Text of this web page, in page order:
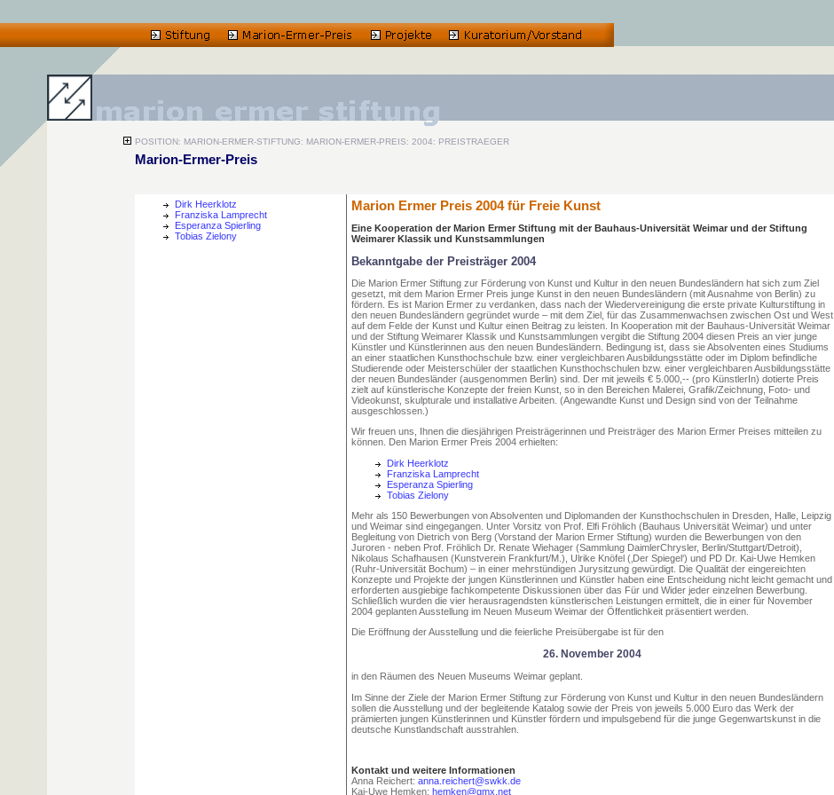
POSITION: MARION-ERMER-STIFTUNG: MARION-ERMER-PREIS: 2004: PREISTRAEGER
Marion-Ermer-Preis
Dirk Heerklotz
Franziska Lamprecht
Esperanza Spierling
Tobias Zielony
Marion Ermer Preis 2004 für Freie Kunst
Eine Kooperation der Marion Ermer Stiftung mit der Bauhaus-Universität Weimar und der Stiftung
Weimarer Klassik und Kunstsammlungen
Bekanntgabe der Preisträger 2004
Die Marion Ermer Stiftung zur Förderung von Kunst und Kultur in den neuen Bundesländern hat sich zum Ziel
gesetzt, mit dem Marion Ermer Preis junge Kunst in den neuen Bundesländern (mit Ausnahme von Berlin) zu
fördern. Es ist Marion Ermer zu verdanken, dass nach der Wiedervereinigung die erste private Kulturstiftung in
den neuen Bundesländern gegründet wurde – mit dem Ziel, für das Zusammenwachsen zwischen Ost und West
auf dem Felde der Kunst und Kultur einen Beitrag zu leisten. In Kooperation mit der Bauhaus-Universität Weimar
und der Stiftung Weimarer Klassik und Kunstsammlungen vergibt die Stiftung 2004 diesen Preis an vier junge
Künstler und Künstlerinnen aus den neuen Bundesländern. Bedingung ist, dass sie Absolventen eines Studiums
an einer staatlichen Kunsthochschule bzw. einer vergleichbaren Ausbildungsstätte oder im Diplom befindliche
Studierende oder Meisterschüler der staatlichen Kunsthochschulen bzw. einer vergleichbaren Ausbildungsstätte
der neuen Bundesländer (ausgenommen Berlin) sind. Der mit jeweils € 5.000,-- (pro KünstlerIn) dotierte Preis
zielt auf künstlerische Konzepte der freien Kunst, so in den Bereichen Malerei, Grafik/Zeichnung, Foto- und
Videokunst, skulpturale und installative Arbeiten. (Angewandte Kunst und Design sind von der Teilnahme
ausgeschlossen.)
Wir freuen uns, Ihnen die diesjährigen Preisträgerinnen und Preisträger des Marion Ermer Preises mitteilen zu
können. Den Marion Ermer Preis 2004 erhielten:
Dirk Heerklotz
Franziska Lamprecht
Esperanza Spierling
Tobias Zielony
Mehr als 150 Bewerbungen von Absolventen und Diplomanden der Kunsthochschulen in Dresden, Halle, Leipzig
und Weimar sind eingegangen. Unter Vorsitz von Prof. Elfi Fröhlich (Bauhaus Universität Weimar) und unter
Begleitung von Dietrich von Berg (Vorstand der Marion Ermer Stiftung) wurden die Bewerbungen von den
Juroren - neben Prof. Fröhlich Dr. Renate Wiehager (Sammlung DaimlerChrysler, Berlin/Stuttgart/Detroit),
Nikolaus Schafhausen (Kunstverein Frankfurt/M.), Ulrike Knöfel (‚Der Spiegel‘) und PD Dr. Kai-Uwe Hemken
(Ruhr-Universität Bochum) – in einer mehrstündigen Jurysitzung gewürdigt. Die Qualität der eingereichten
Konzepte und Projekte der jungen Künstlerinnen und Künstler haben eine Entscheidung nicht leicht gemacht und
erforderten ausgiebige fachkompetente Diskussionen über das Für und Wider jeder einzelnen Bewerbung.
Schließlich wurden die vier herausragendsten künstlerischen Leistungen ermittelt, die in einer für November
2004 geplanten Ausstellung im Neuen Museum Weimar der Öffentlichkeit präsentiert werden.
Die Eröffnung der Ausstellung und die feierliche Preisübergabe ist für den
26. November 2004
in den Räumen des Neuen Museums Weimar geplant.
Im Sinne der Ziele der Marion Ermer Stiftung zur Förderung von Kunst und Kultur in den neuen Bundesländern
sollen die Ausstellung und der begleitende Katalog sowie der Preis von jeweils 5.000 Euro das Werk der
prämierten jungen Künstlerinnen und Künstler fördern und impulsgebend für die junge Gegenwartskunst in die
deutsche Kunstlandschaft ausstrahlen.
Kontakt und weitere Informationen
Anna Reichert: anna.reichert@swkk.de
Kai-Uwe Hemken: hemken@gmx.net